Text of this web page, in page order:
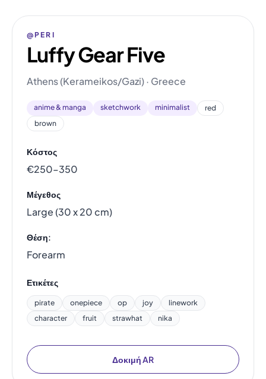
@PERI
Luffy Gear Five
Athens (Kerameikos/Gazi) · Greece
anime & manga sketchwork minimalist
red
brown
Κόστος
€250–350
Μέγεθος
Large (30 x 20 cm)
Θέση:
Forearm
Ετικέτες
pirate onepiece op joy
linework
character
fruit strawhat nika
Δοκιμή AR